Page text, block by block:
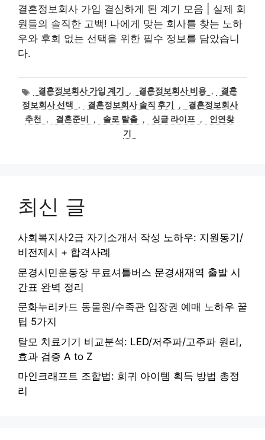
결혼정보회사 가입 결심하게 된 계기 모음 | 실제 회
원들의 솔직한 고백! 나에게 맞는 회사를 찾는 노하
우와 후회 없는 선택을 위한 필수 정보를 담았습니
다.
태
그
결혼정보회사 가입 계기 , 결혼정보회사 비용 ,
결혼
정보회사 선택
, 결혼정보회사 솔직 후기 ,
결혼정보회사
추천
, 결혼준비 , 솔로 탈출 , 싱글 라이프 ,
인연찾
기
최신 글
사회복지사2급 자기소개서 작성 노하우: 지원동기/
비전제시 + 합격사례
문경시민운동장 무료셔틀버스 문경새재역 출발 시
간표 완벽 정리
문화누리카드 동물원/수족관 입장권 예매 노하우 꿀
팁 5가지
탈모 치료기기 비교분석: LED/저주파/고주파 원리,
효과 검증 A to Z
마인크래프트 조합법: 희귀 아이템 획득 방법 총정
리